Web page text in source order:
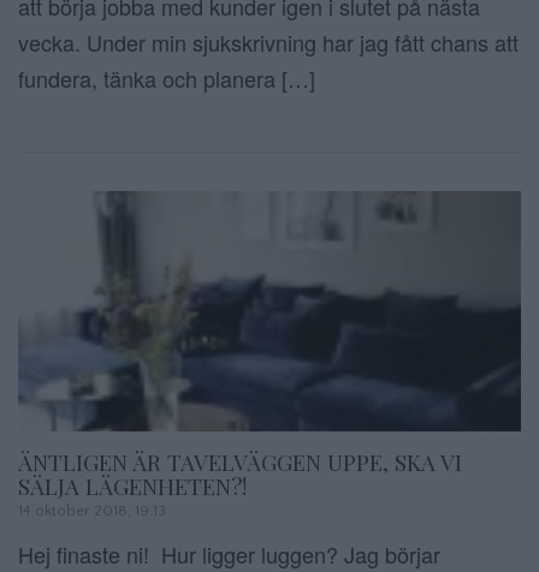
att börja jobba med kunder igen i slutet på nästa
vecka. Under min sjukskrivning har jag fått chans att
fundera, tänka och planera […]
ÄNTLIGEN ÄR TAVELVÄGGEN UPPE, SKA VI
SÄLJA LÄGENHETEN?!
14 oktober 2018, 19:13
Hej finaste ni! Hur ligger luggen? Jag börjar